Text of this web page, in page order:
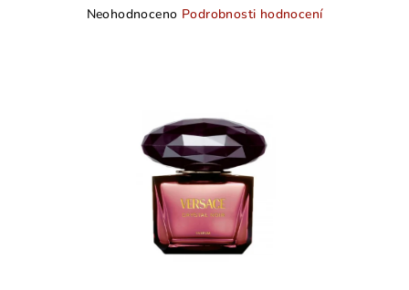
Průměrné
hvězdiček.
Neohodnoceno Podrobnosti hodnocení